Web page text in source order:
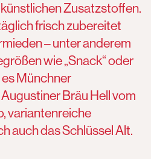
Zusatzstoffen.
frisch zubereitet
– unter anderem
wie „Snack“ oder
es Münchner
Bräu Hell vom
variantenreiche
auch das Schlüssel Alt.